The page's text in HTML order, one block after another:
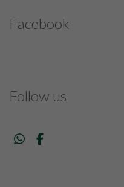
Facebook
Follow us